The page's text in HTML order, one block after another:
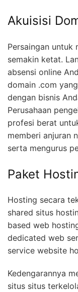
Akuisisi
Persaingan untuk
semakin ketat.
absensi online
domain .com
dengan bisnis
Perusahaan
profesi berat
memberi anjuran
serta mengurus
Paket
Hosting secara
shared situs
based web
dedicated web
service website
Kedengarannya
situs situs